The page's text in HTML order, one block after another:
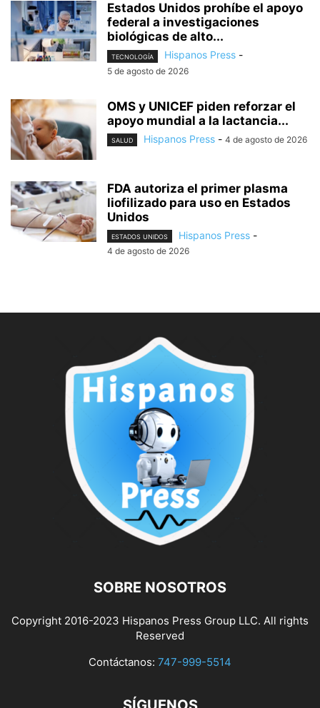
Estados Unidos prohíbe el apoyo
federal a investigaciones
biológicas de alto...
TECNOLOGÍA Hispanos Press -
5 de agosto de 2026
OMS y UNICEF piden reforzar el
apoyo mundial a la lactancia...
SALUD Hispanos Press - 4 de agosto de 2026
FDA autoriza el primer plasma
liofilizado para uso en Estados
Unidos
ESTADOS UNIDOS Hispanos Press -
4 de agosto de 2026
SOBRE NOSOTROS
Copyright 2016-2023 Hispanos Press Group LLC. All rights
Reserved
Contáctanos: 747-999-5514